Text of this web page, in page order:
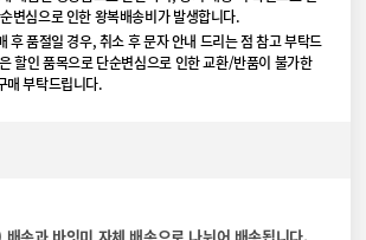
변심으로 인한 왕복배송비가 발생합니다.
후 품절일 경우, 취소 후 문자 안내 드리는 점 참고 부탁드
할인 품목으로 단순변심으로 인한 교환/반품이 불가한
매 부탁드립니다.